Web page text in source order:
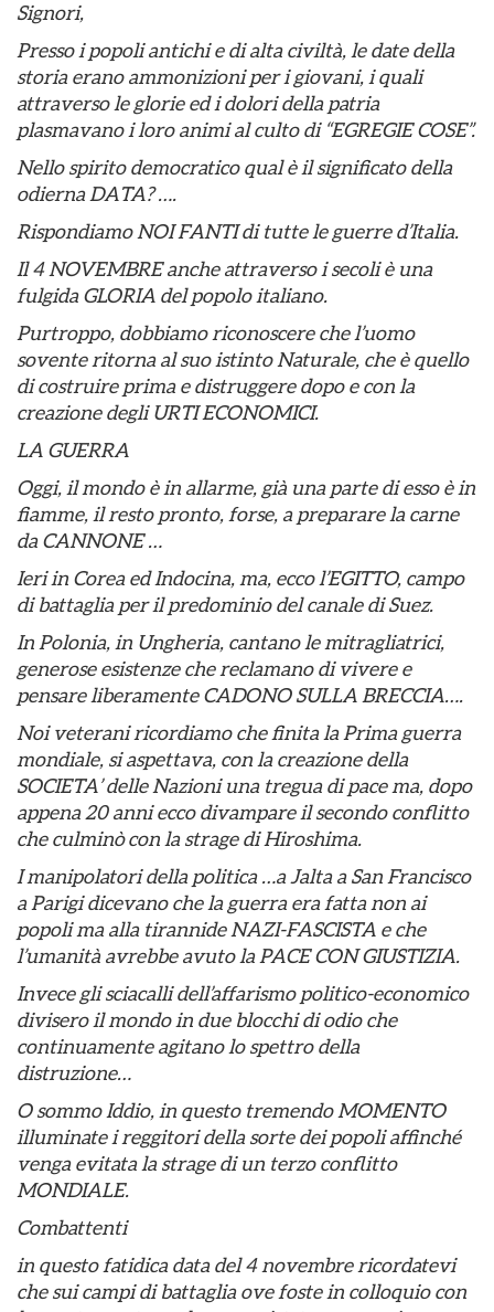
Signori,
Presso i popoli antichi e di alta civiltà, le date della
storia erano ammonizioni per i giovani, i quali
attraverso le glorie ed i dolori della patria
plasmavano i loro animi al culto di “EGREGIE COSE”.
Nello spirito democratico qual è il significato della
odierna DATA? ….
Rispondiamo NOI FANTI di tutte le guerre d’Italia.
Il 4 NOVEMBRE anche attraverso i secoli è una
fulgida GLORIA del popolo italiano.
Purtroppo, dobbiamo riconoscere che l’uomo
sovente ritorna al suo istinto Naturale, che è quello
di costruire prima e distruggere dopo e con la
creazione degli URTI ECONOMICI.
LA GUERRA
Oggi, il mondo è in allarme, già una parte di esso è in
fiamme, il resto pronto, forse, a preparare la carne
da CANNONE …
Ieri in Corea ed Indocina, ma, ecco l’EGITTO, campo
di battaglia per il predominio del canale di Suez.
In Polonia, in Ungheria, cantano le mitragliatrici,
generose esistenze che reclamano di vivere e
pensare liberamente CADONO SULLA BRECCIA….
Noi veterani ricordiamo che finita la Prima guerra
mondiale, si aspettava, con la creazione della
SOCIETA’ delle Nazioni una tregua di pace ma, dopo
appena 20 anni ecco divampare il secondo conflitto
che culminò con la strage di Hiroshima.
I manipolatori della politica …a Jalta a San Francisco
a Parigi dicevano che la guerra era fatta non ai
popoli ma alla tirannide NAZI-FASCISTA e che
l’umanità avrebbe avuto la PACE CON GIUSTIZIA.
Invece gli sciacalli dell’affarismo politico-economico
divisero il mondo in due blocchi di odio che
continuamente agitano lo spettro della
distruzione…
O sommo Iddio, in questo tremendo MOMENTO
illuminate i reggitori della sorte dei popoli affinché
venga evitata la strage di un terzo conflitto
MONDIALE.
Combattenti
in questo fatidica data del 4 novembre ricordatevi
che sui campi di battaglia ove foste in colloquio con